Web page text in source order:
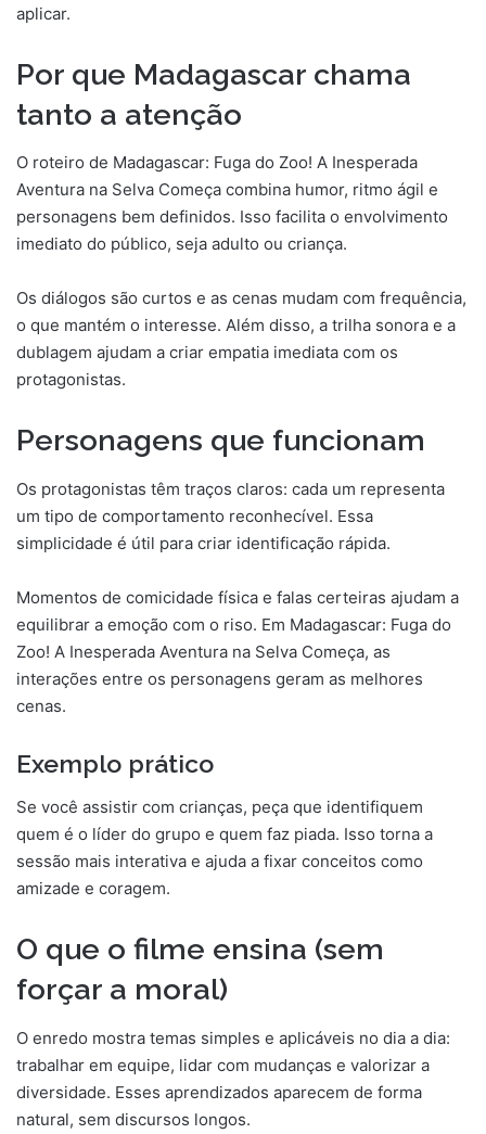
aplicar.
Por que Madagascar chama
tanto a atenção
O roteiro de Madagascar: Fuga do Zoo! A Inesperada
Aventura na Selva Começa combina humor, ritmo ágil e
personagens bem definidos. Isso facilita o envolvimento
imediato do público, seja adulto ou criança.
Os diálogos são curtos e as cenas mudam com frequência,
o que mantém o interesse. Além disso, a trilha sonora e a
dublagem ajudam a criar empatia imediata com os
protagonistas.
Personagens que funcionam
Os protagonistas têm traços claros: cada um representa
um tipo de comportamento reconhecível. Essa
simplicidade é útil para criar identificação rápida.
Momentos de comicidade física e falas certeiras ajudam a
equilibrar a emoção com o riso. Em Madagascar: Fuga do
Zoo! A Inesperada Aventura na Selva Começa, as
interações entre os personagens geram as melhores
cenas.
Exemplo prático
Se você assistir com crianças, peça que identifiquem
quem é o líder do grupo e quem faz piada. Isso torna a
sessão mais interativa e ajuda a fixar conceitos como
amizade e coragem.
O que o filme ensina (sem
forçar a moral)
O enredo mostra temas simples e aplicáveis no dia a dia:
trabalhar em equipe, lidar com mudanças e valorizar a
diversidade. Esses aprendizados aparecem de forma
natural, sem discursos longos.